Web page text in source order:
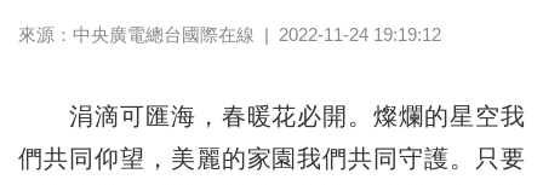
來源：中央廣電總台國際在線 | 2022-11-24 19:19:12
涓滴可匯海，春暖花必開。燦爛的星空我
們共同仰望，美麗的家園我們共同守護。只要